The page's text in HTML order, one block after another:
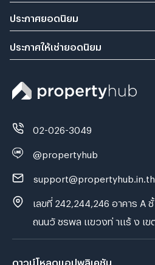
ประกาศยอดนิยม
ประกาศให้เช่ายอดนิยม
02-026-3049
@propertyhub
support@propertyhub.in.th
เลขที่ 242,244,246 อาคาร A
ถนนวั ชรพล แขวงท่ าแร้ ง เข
ดาวน์โหลดแอปพลิเคชัน